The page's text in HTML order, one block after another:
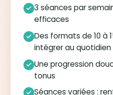
3 séances par
efficaces
Des formats de 10 à
intégrer au quotidien
Une progression
tonus
Séances variées :